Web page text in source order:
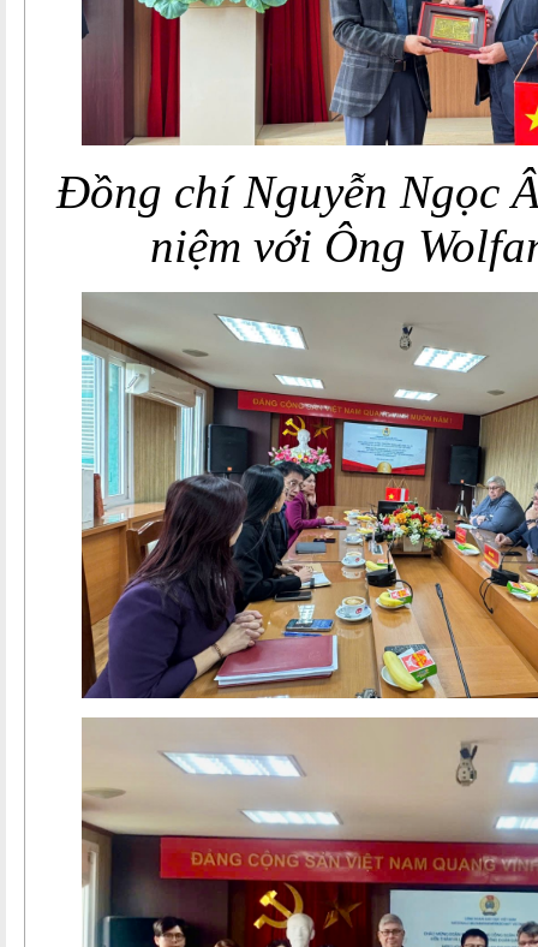
Đồng chí Nguyễn Ngọc
niệm với Ông